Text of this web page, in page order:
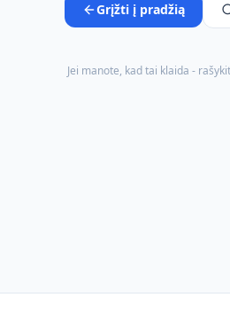
Grįžti į pradžią
Jei manote, kad tai klaida -